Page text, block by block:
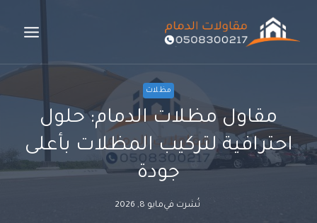
مظلات
مقاول مظلات الدمام: حلول
احترافية لتركيب المظلات بأعلى
جودة
نُشرت فيمايو 8, 2026